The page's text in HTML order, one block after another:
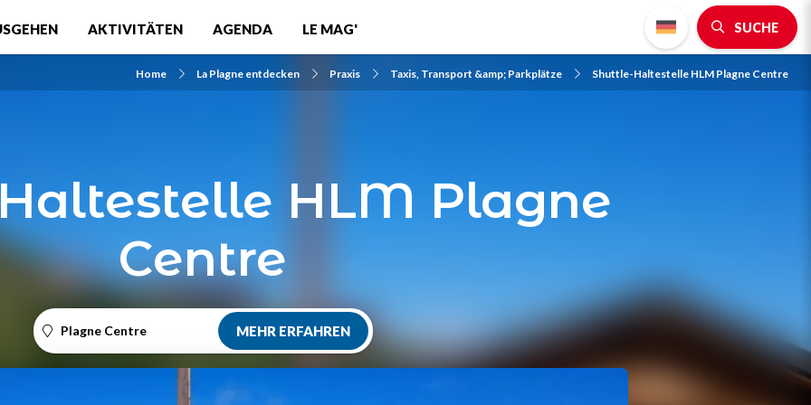
AKTIVITÄTEN AGENDA LE MAG' SUCHE
Home La Plagne entdecken Praxis Taxis, Transport &amp; Parkplätze Shuttle-Haltestelle HLM Plagne Centre
HLM Plagne
Centre
Plagne Centre MEHR ERFAHREN